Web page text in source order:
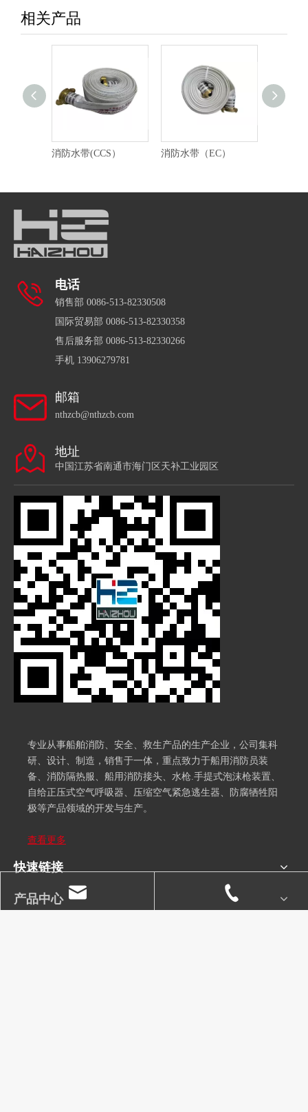
相关产品
消防水带(CCS） 消防水带（EC）
电话
销售部 0086-513-82330508
国际贸易部 0086-513-82330358
售后服务部 0086-513-82330266
手机 13906279781
邮箱
nthzcb@nthzcb.com
地址
中国江苏省南通市海门区天补工业园区
专业从事船舶消防、安全、救生产品的生产企业，公司集科
研、设计、制造，销售于一体，重点致力于船用消防员装
备、消防隔热服、船用消防接头、水枪.手提式泡沫枪装置、
自给正压式空气呼吸器、压缩空气紧急逃生器、防腐牺牲阳
极等产品领域的开发与生产。
查看更多
快速链接
产品中心